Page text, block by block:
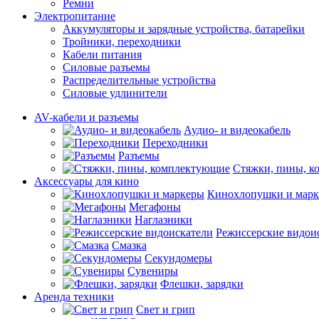
Ремни
Электропитание
Аккумуляторы и зарядные устройства, батарейки
Тройники, переходники
Кабели питания
Силовые разъемы
Распределительные устройства
Силовые удлинители
AV-кабели и разъемы
Аудио- и видеокабель
Переходники
Разъемы
Стяжки, пины,
Аксессуары для кино
Кинохлопушки и
Мегафоны
Наглазники
Режиссерские
Смазка
Секундомеры
Сувениры
Флешки, зарядки
Аренда техники
Свет и грип